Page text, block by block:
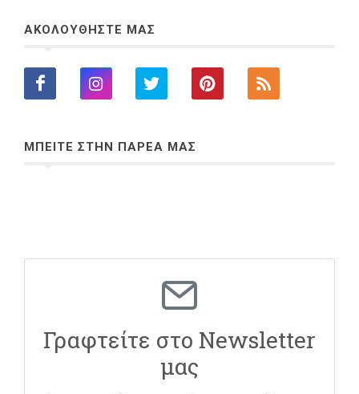
ΑΚΟΛΟΥΘΗΣΤΕ ΜΑΣ
ΜΠΕΙΤΕ ΣΤΗΝ ΠΑΡΕΑ ΜΑΣ
Γραφτείτε στο Newsletter
μας